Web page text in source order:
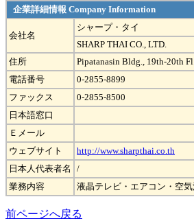
企業詳細情報 Company Information
会社名
シャープ・タイ
SHARP THAI CO., LTD.
住所
Pipatanasin Bldg., 19th-20th
電話番号
0-2855-8899
ファックス
0-2855-8500
日本語窓口
Ｅメール
ウェブサイト
http://www.sharpthai.co.th
日本人代表者名
/
業務内容
液晶テレビ・エアコン・空
前ページへ戻る